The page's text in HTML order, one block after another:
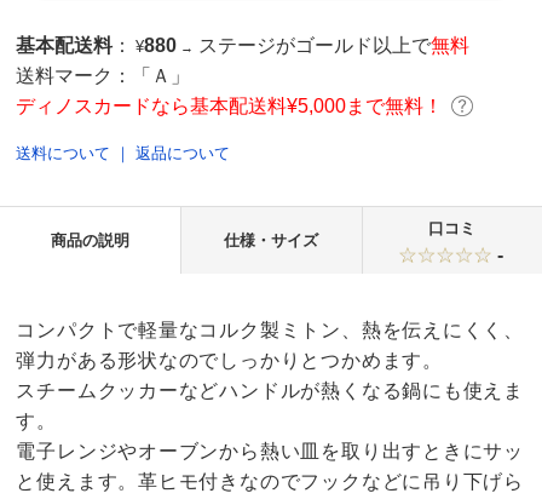
基本配送料 ： ¥880 → ステージがゴールド以上で無料
送料マーク：
「Ａ」
ディノスカードなら基本配送料¥5,000まで無料！
送料について ｜返品について
商品の説明 仕様・サイズ
口コミ
-
コンパクトで軽量なコルク製ミトン、熱を伝えにくく、
弾力がある形状なのでしっかりとつかめます。
スチームクッカーなどハンドルが熱くなる鍋にも使えま
す。
電子レンジやオーブンから熱い皿を取り出すときにサッ
と使えます。革ヒモ付きなのでフックなどに吊り下げら